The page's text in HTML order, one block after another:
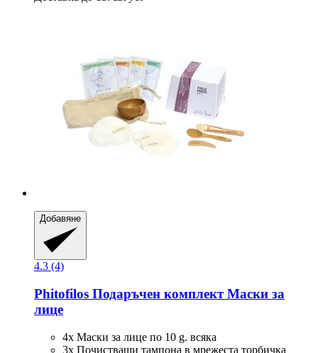
Добавяне
4.3 (4)
Phitofilos Подаръчен комплект Маски за
лице
4x Маски за лице по 10 g. всяка
3x Почистващи тампона в мрежеста торбичка